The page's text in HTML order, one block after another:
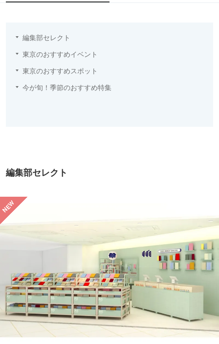
編集部セレクト
東京のおすすめイベント
東京のおすすめスポット
今が旬！季節のおすすめ特集
編集部セレクト